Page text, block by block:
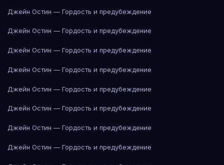
Джейн Остин — Гордость и предубеждение
Джейн Остин — Гордость и предубеждение
Джейн Остин — Гордость и предубеждение
Джейн Остин — Гордость и предубеждение
Джейн Остин — Гордость и предубеждение
Джейн Остин — Гордость и предубеждение
Джейн Остин — Гордость и предубеждение
Джейн Остин — Гордость и предубеждение